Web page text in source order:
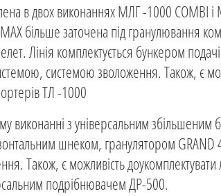
​​в двох виконаннях МЛГ -1000 COMBI
більше заточена під гранулювання
Лінія комплектується бункером
системою зволоження. Також, є
ТЛ -1000
виконанні з універсальним збільшеним
шнеком, гранулятором GRAND
Також, є можливість доукомплектувати
подрібнювачем ДР-500.